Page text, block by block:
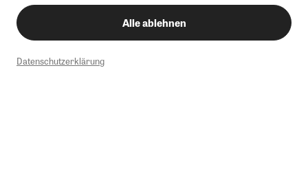
Alle ablehnen
Datenschutzerklärung